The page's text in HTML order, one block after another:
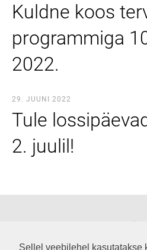
Sellel veebilehel kasutatakse
Kuldne koos
programmiga
2022.
29. JUUNI 2022
Tule
2. juulil!